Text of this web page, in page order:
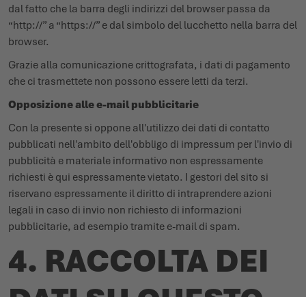
dal fatto che la barra degli indirizzi del browser passa da
“http://” a “https://” e dal simbolo del lucchetto nella barra del
browser.
Grazie alla comunicazione crittografata, i dati di pagamento
che ci trasmettete non possono essere letti da terzi.
Opposizione alle e-mail pubblicitarie
Con la presente si oppone all'utilizzo dei dati di contatto
pubblicati nell'ambito dell'obbligo di impressum per l'invio di
pubblicità e materiale informativo non espressamente
richiesti è qui espressamente vietato. I gestori del sito si
riservano espressamente il diritto di intraprendere azioni
legali in caso di invio non richiesto di informazioni
pubblicitarie, ad esempio tramite e-mail di spam.
4. RACCOLTA DEI